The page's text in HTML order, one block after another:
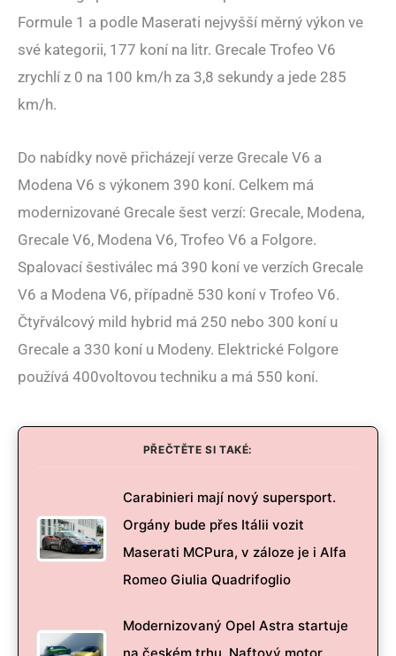
Formule 1 a podle Maserati nejvyšší měrný výkon ve
své kategorii, 177 koní na litr. Grecale Trofeo V6
zrychlí z 0 na 100 km/h za 3,8 sekundy a jede 285
km/h.
Do nabídky nově přicházejí verze Grecale V6 a
Modena V6 s výkonem 390 koní. Celkem má
modernizované Grecale šest verzí: Grecale, Modena,
Grecale V6, Modena V6, Trofeo V6 a Folgore.
Spalovací šestiválec má 390 koní ve verzích Grecale
V6 a Modena V6, případně 530 koní v Trofeo V6.
Čtyřválcový mild hybrid má 250 nebo 300 koní u
Grecale a 330 koní u Modeny. Elektrické Folgore
používá 400voltovou techniku a má 550 koní.
PŘEČTĚTE SI TAKÉ:
Carabinieri mají nový supersport.
Orgány bude přes Itálii vozit
Maserati MCPura, v záloze je i Alfa
Romeo Giulia Quadrifoglio
Modernizovaný Opel Astra startuje